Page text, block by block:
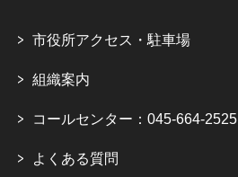
市役所アクセス・駐車場
組織案内
コールセンター：045-664-2525
よくある質問